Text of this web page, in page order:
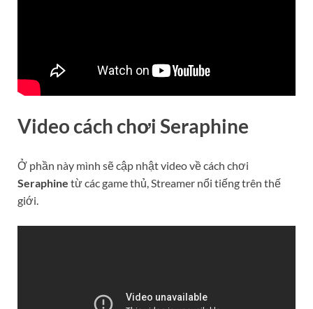
Video cách chơi Seraphine
Ở phần này mình sẽ cập nhật video về cách chơi
Seraphine từ các game thủ, Streamer nổi tiếng trên thế
giới.